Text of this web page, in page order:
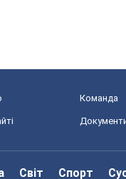
Команда
Світ Спорт